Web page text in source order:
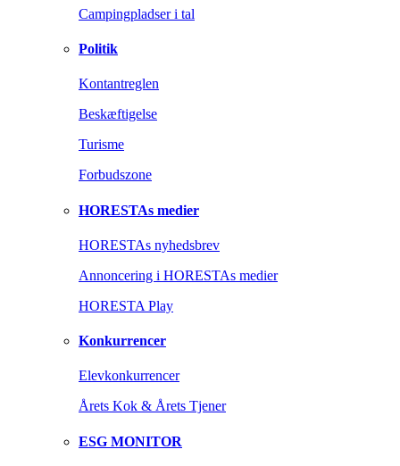
Campingpladser i tal
Politik
Kontantreglen
Beskæftigelse
Turisme
Forbudszone
HORESTAs medier
HORESTAs nyhedsbrev
Annoncering i HORESTAs medier
HORESTA Play
Konkurrencer
Elevkonkurrencer
Årets Kok & Årets Tjener
ESG MONITOR